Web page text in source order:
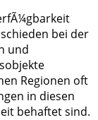
bei der
und
Regionen oft
in diesen
behaftet sind.